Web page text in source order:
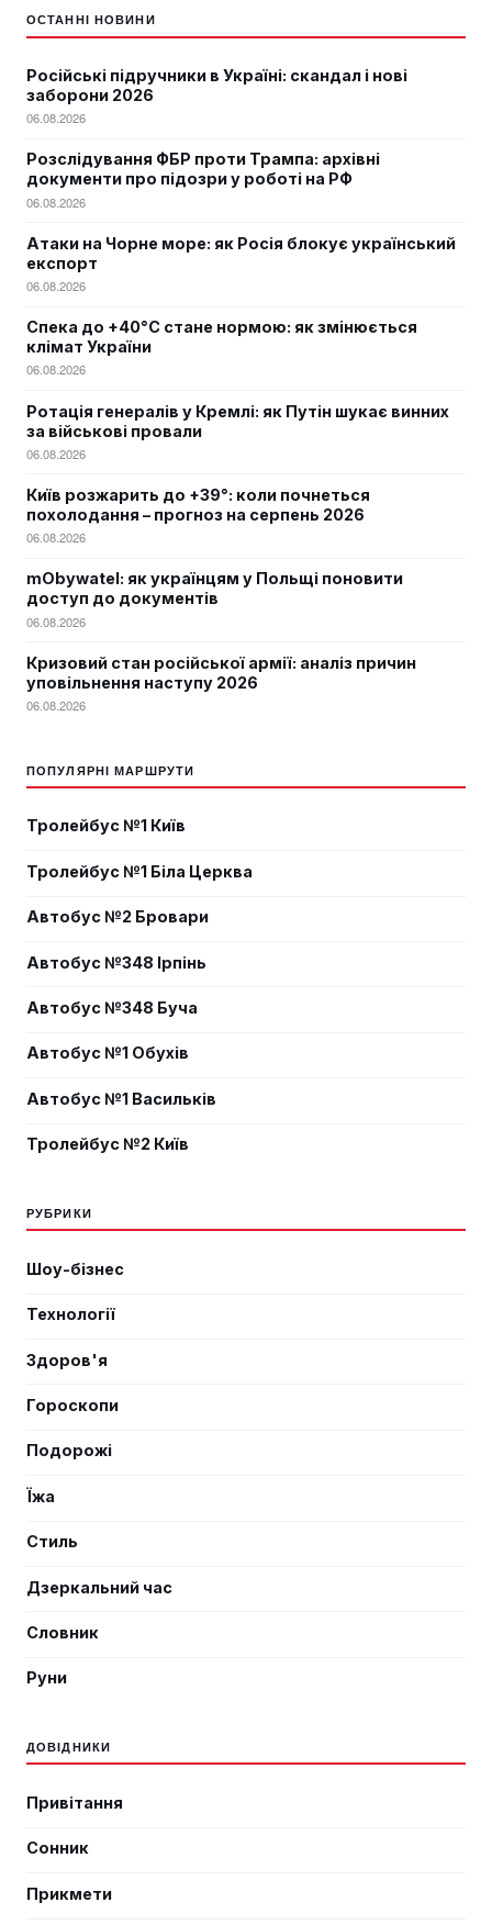
ОСТАННІ НОВИНИ
Російські підручники в Україні: скандал і нові
заборони 2026
06.08.2026
Розслідування ФБР проти Трампа: архівні
документи про підозри у роботі на РФ
06.08.2026
Атаки на Чорне море: як Росія блокує український
експорт
06.08.2026
Спека до +40°C стане нормою: як змінюється
клімат України
06.08.2026
Ротація генералів у Кремлі: як Путін шукає винних
за військові провали
06.08.2026
Київ розжарить до +39°: коли почнеться
похолодання – прогноз на серпень 2026
06.08.2026
mObywatel: як українцям у Польщі поновити
доступ до документів
06.08.2026
Кризовий стан російської армії: аналіз причин
уповільнення наступу 2026
06.08.2026
ПОПУЛЯРНІ МАРШРУТИ
Тролейбус №1 Київ
Тролейбус №1 Біла Церква
Автобус №2 Бровари
Автобус №348 Ірпінь
Автобус №348 Буча
Автобус №1 Обухів
Автобус №1 Васильків
Тролейбус №2 Київ
РУБРИКИ
Шоу-бізнес
Технології
Здоров'я
Гороскопи
Подорожі
Їжа
Стиль
Дзеркальний час
Словник
Руни
ДОВІДНИКИ
Привітання
Сонник
Прикмети